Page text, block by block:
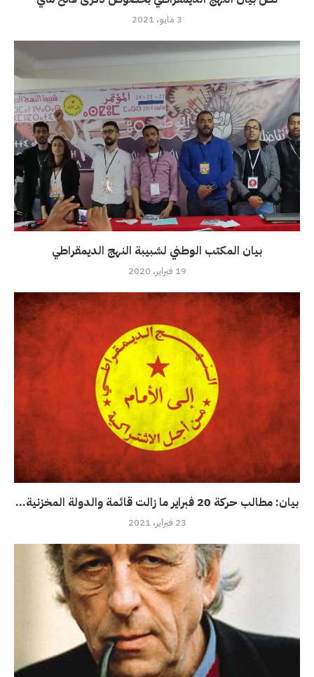
3 مايو، 2021
بيان المكتب الوطني لشبيبة النهج الديمقراطي
19 فبراير، 2020
بيان: مطالب حركة 20 فبراير ما زالت قائمة والدولة المخزنية...
23 فبراير، 2021